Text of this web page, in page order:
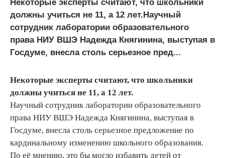
Некоторые эксперты считают, что школьники
должны учиться не 11, а 12 лет.Научный
сотрудник лаборатории образовательного
права НИУ ВШЭ Надежда Княгинина, выступая в
Госдуме, внесла столь серьезное пред...
Некоторые эксперты считают, что школьники
должны учиться не 11, а 12 лет.
Научный сотрудник лаборатории образовательного
права НИУ ВШЭ Надежда Княгинина, выступая в
Госдуме, внесла столь серьезное предложение по
кардинальному изменению школьного образования.
По её мнению, это бы могло избавить детей от